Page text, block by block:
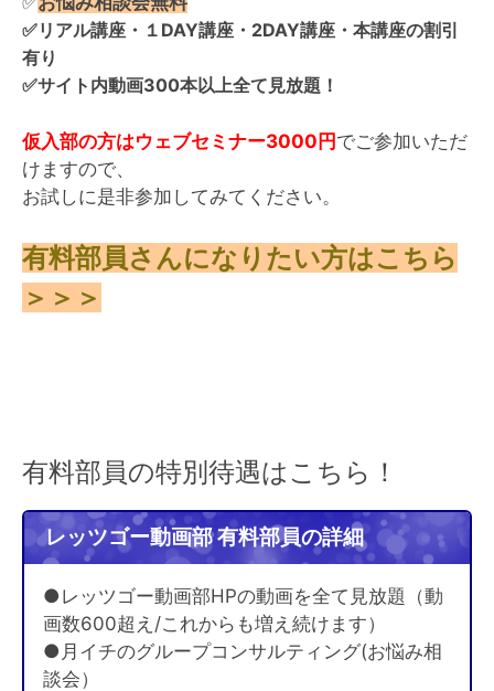
✅リアル講座・１DAY講座・2DAY講座・本講座の割引
有り
✅サイト内動画300本以上全て見放題！
仮入部の方はウェブセミナー3000円でご参加いただ
けますので、
お試しに是非参加してみてください。
有料部員さんになりたい方はこちら
＞＞＞
有料部員の特別待遇はこちら！
レッツゴー動画部 有料部員の詳細
●レッツゴー動画部HPの動画を全て見放題（動
画数600超え/これからも増え続けます）
●月イチのグループコンサルティング(お悩み相
談会）